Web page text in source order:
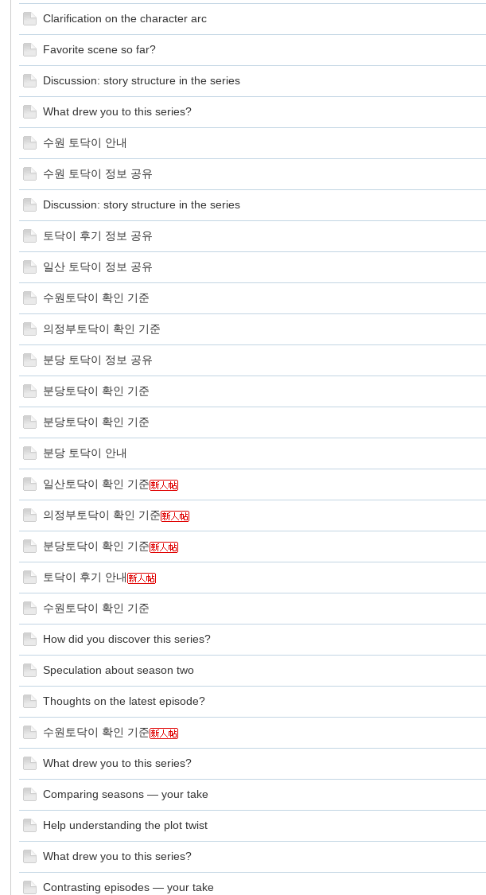
廊
论
Clarification on the character arc
Favorite scene so far?
Discussion: story structure in the series
What drew you to this series?
수원 토닥이 안내
수원 토닥이 정보 공유
Discussion: story structure in the series
토닥이 후기 정보 공유
일산 토닥이 정보 공유
수원토닥이 확인 기준
의정부토닥이 확인 기준
분당 토닥이 정보 공유
분당토닥이 확인 기준
분당토닥이 확인 기준
분당 토닥이 안내
일산토닥이 확인 기준
의정부토닥이 확인 기준
분당토닥이 확인 기준
토닥이 후기 안내
수원토닥이 확인 기준
How did you discover this series?
Speculation about season two
Thoughts on the latest episode?
수원토닥이 확인 기준
What drew you to this series?
Comparing seasons — your take
Help understanding the plot twist
What drew you to this series?
Contrasting episodes — your take